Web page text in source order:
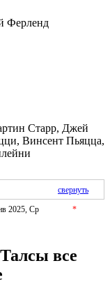
Ферленд
Старр, Джей
Винсент Пьяцца,
свернуть
2025, Ср *
все